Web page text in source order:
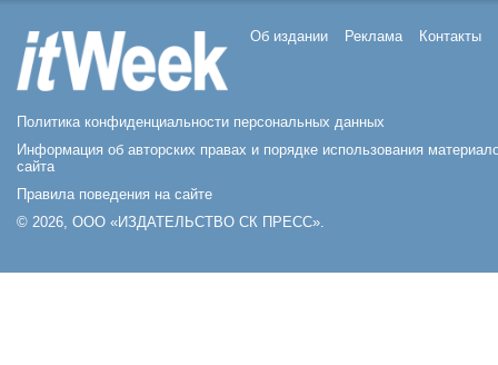
Об издании Реклама Контакты
Политика конфиденциальности персональных данных
Информация об авторских правах и порядке использования
сайта
Правила поведения на сайте
© 2026, ООО «ИЗДАТЕЛЬСТВО СК ПРЕСС».